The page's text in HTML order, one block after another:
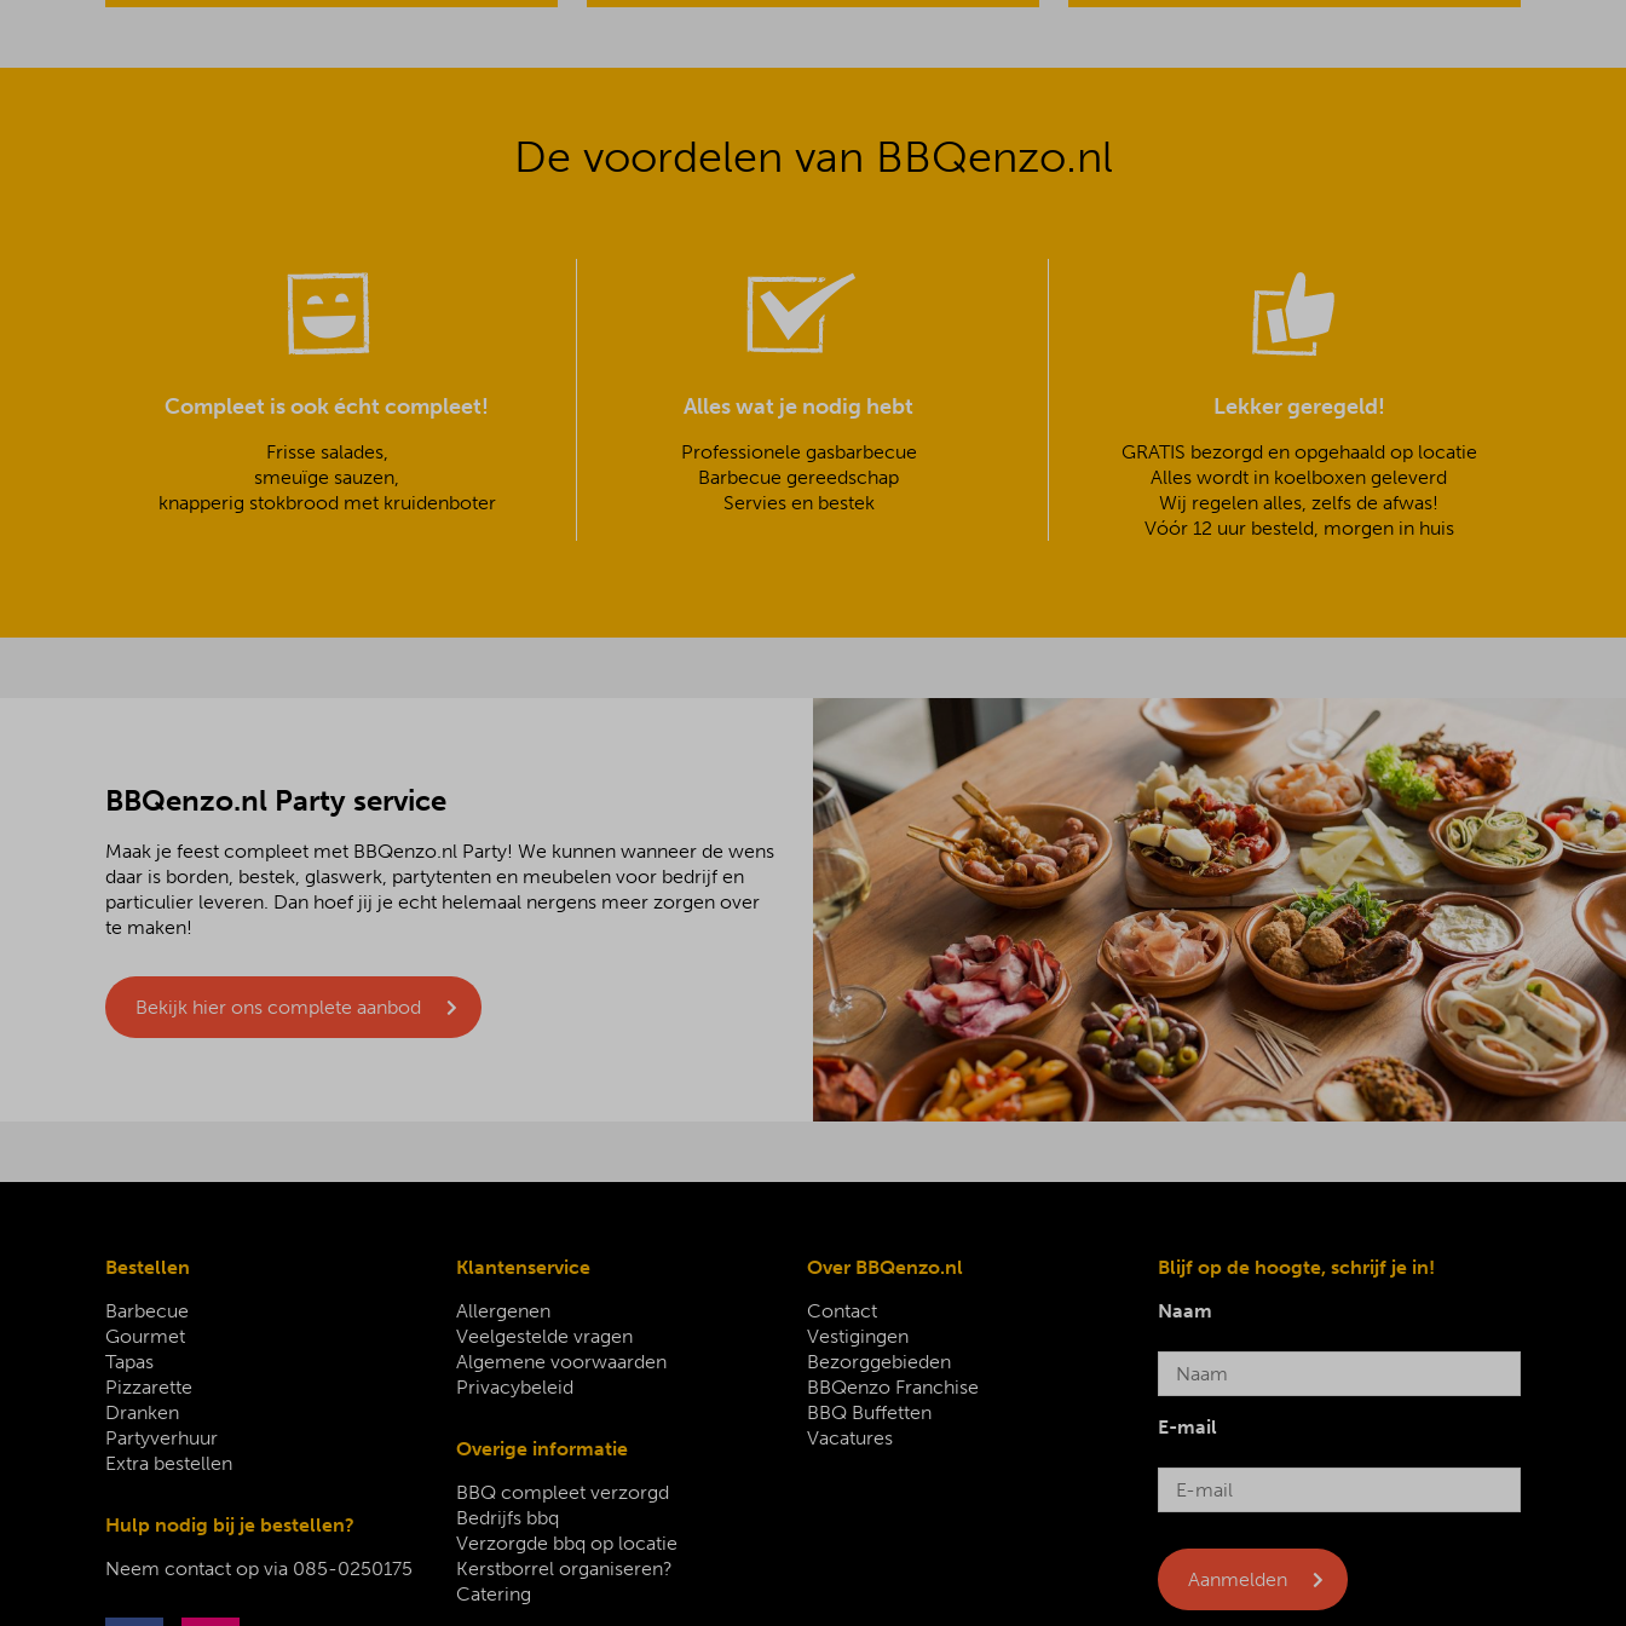
De voordelen van BBQenzo.nl
Compleet is ook écht compleet!
Frisse salades,
smeuïge sauzen,
knapperig stokbrood met kruidenboter
Alles wat je nodig hebt
Professionele gasbarbecue
Barbecue gereedschap
Servies en bestek
Lekker geregeld!
GRATIS bezorgd en opgehaald op locatie
Alles wordt in koelboxen geleverd
Wij regelen alles, zelfs de afwas!
Vóór 12 uur besteld, morgen in huis
BBQenzo.nl Party service
Maak je feest compleet met BBQenzo.nl Party! We kunnen wanneer de wens
daar is borden, bestek, glaswerk, partytenten en meubelen voor bedrijf en
particulier leveren. Dan hoef jij je echt helemaal nergens meer zorgen over
te maken!
Bekijk hier ons complete aanbod
Bestellen
Barbecue
Gourmet
Tapas
Pizzarette
Dranken
Partyverhuur
Extra bestellen
Hulp nodig bij je bestellen?
Neem contact op via 085-0250175
Klantenservice
Allergenen
Veelgestelde vragen
Algemene voorwaarden
Privacybeleid
Overige informatie
BBQ compleet verzorgd
Bedrijfs bbq
Verzorgde bbq op locatie
Kerstborrel organiseren?
Catering
Over BBQenzo.nl
Contact
Vestigingen
Bezorggebieden
BBQenzo Franchise
BBQ Buffetten
Vacatures
Blijf op de hoogte, schrijf je in!
Naam
E-mail